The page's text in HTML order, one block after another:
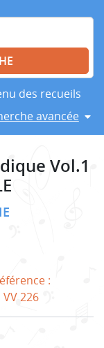
des recueils
avancée
Vol.1
:
VV 226